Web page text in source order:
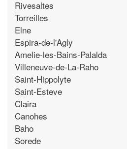
Rivesaltes
Torreilles
Elne
Espira-de-l'Agly
Amelie-les-Bains-Palalda
Villeneuve-de-La-Raho
Saint-Hippolyte
Saint-Esteve
Claira
Canohes
Baho
Sorede